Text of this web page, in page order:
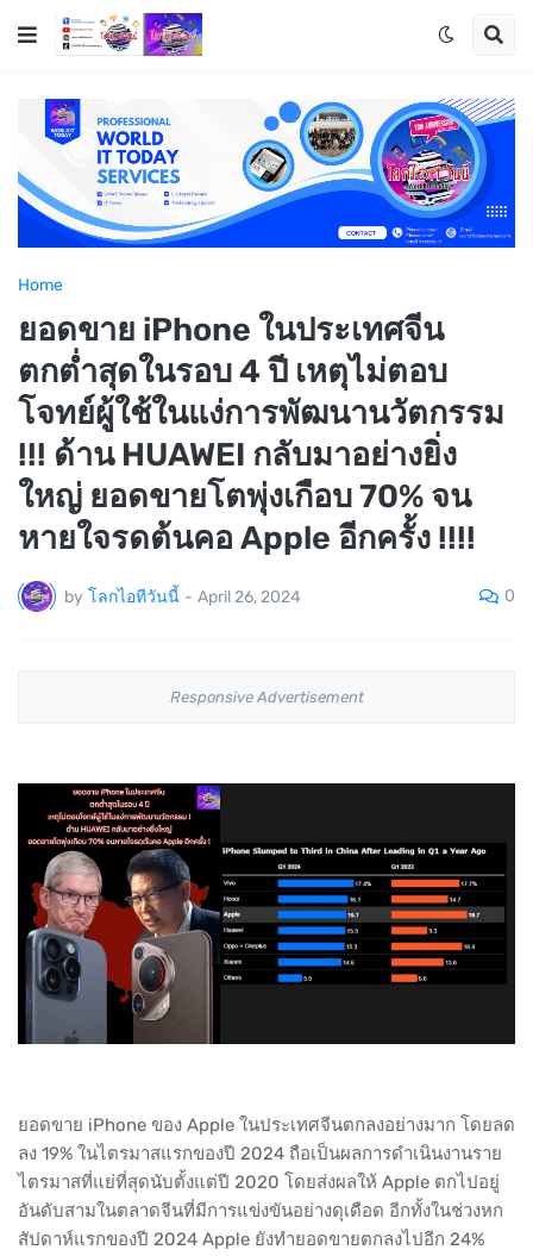
Home
ยอดขาย iPhone ในประเทศจีน
ตกต่ำสุดในรอบ 4 ปี เหตุไม่ตอบ
โจทย์ผู้ใช้ในแง่การพัฒนานวัตกรรม
!!! ด้าน HUAWEI กลับมาอย่างยิ่ง
ใหญ่ ยอดขายโตพุ่งเกือบ 70% จน
หายใจรดต้นคอ Apple อีกครั้ง !!!!
by โลกไอทีวันนี้ - April 26, 2024 0
Responsive Advertisement
ยอดขาย iPhone ของ Apple ในประเทศจีนตกลงอย่างมาก โดยลด
ลง 19% ในไตรมาสแรกของปี 2024 ถือเป็นผลการดำเนินงานราย
ไตรมาสที่แย่ที่สุดนับตั้งแต่ปี 2020 โดยส่งผลให้ Apple ตกไปอยู่
อันดับสามในตลาดจีนที่มีการแข่งขันอย่างดุเดือด อีกทั้งในช่วงหก
สัปดาห์แรกของปี 2024 Apple ยังทำยอดขายตกลงไปอีก 24%